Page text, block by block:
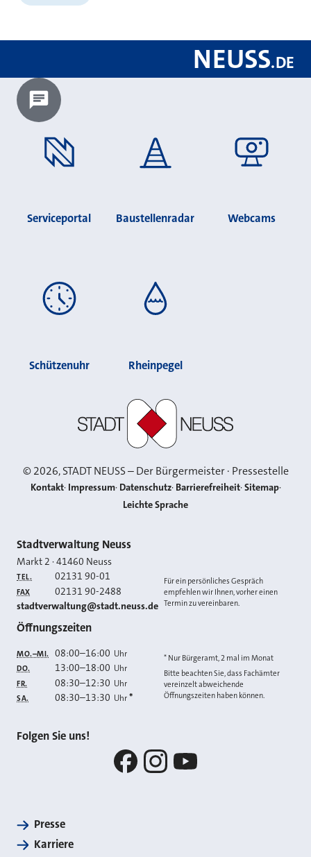
NEUSS.DE
Chatbot laden?
Serviceportal Baustellenradar Webcams
Schützenuhr Rheinpegel
©2026, STADT NEUSS – Der Bürgermeister · Pressestelle
Kontakt Impressum Datenschutz Barrierefreiheit Sitemap
Leichte Sprache
Kontakt
Stadtverwaltung Neuss
Markt 2 ·41460 Neuss
TEL. 02131 90-01
FAX 02131 90-2488
E-MAIL
stadtverwaltung@stadt.neuss.de
Für ein persönliches Gespräch
empfehlen wir Ihnen, vorher einen
Termin zu vereinbaren.
Öffnungszeiten
MO.–MI. 08:00–16:00 Uhr
DO. 13:00–18:00 Uhr
FR. 08:30–12:30 Uhr
SA. 08:30–13:30 Uhr *
* Nur Bürgeramt, 2 mal im Monat
Bitte beachten Sie, dass Fachämter
vereinzelt abweichende
Öffnungszeiten haben können.
Folgen Sie uns!
Presse
Karriere